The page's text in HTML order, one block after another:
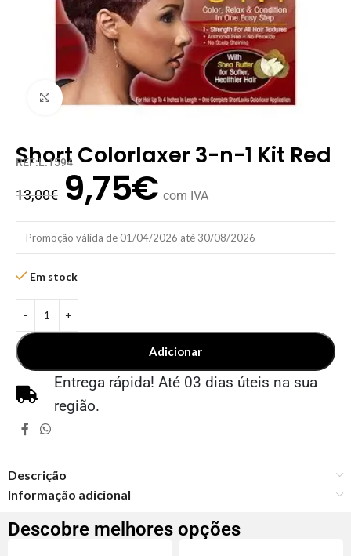
Clique para ampliar
Short Colorlaxer 3-n-1 Kit Red
REF:L.1594
13,00€ 9,75€ com IVA
Promoção válida de 01/04/2026 até 30/08/2026
Em stock
Adicionar
Entrega rápida! Até 03 dias úteis na sua
região.
Descrição
Informação adicional
Descobre melhores opções